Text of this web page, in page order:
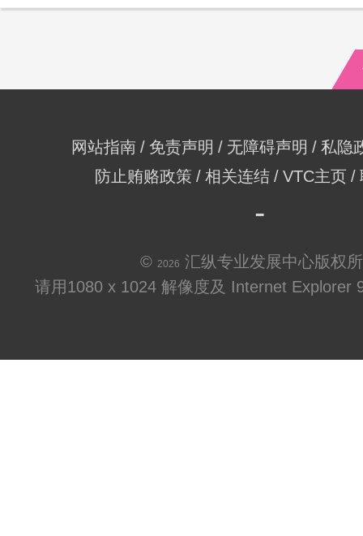
网站指南 免责声明 无障碍声明
私隐
防止贿赂政策
相关连结 VTC主页
© 2026 汇纵专业发展中心版权
请用1080 x 1024 解像度及 Internet Explorer